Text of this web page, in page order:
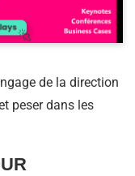
de la direction
peser dans les